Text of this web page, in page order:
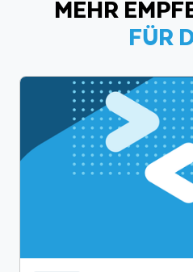
MEHR
FÜR